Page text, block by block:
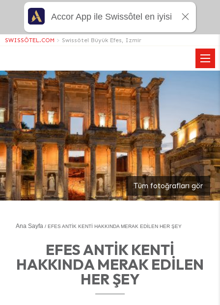
Tüm fotoğrafları gör
Ana Sayfa EFES ANTIK KENTI HAKKINDA MERAK EDILEN HER ŞEY
EFES ANTIK KENTI
HAKKINDA MERAK EDILEN
HER ŞEY
SWISSÔTEL.COM > Swissôtel Büyük Efes, Izmir
Accor App ile Swissôtel en iyisi